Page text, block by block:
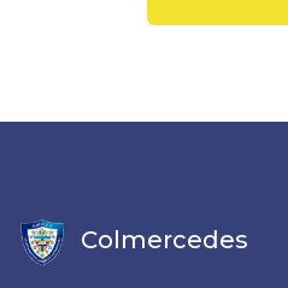
Colmercedes